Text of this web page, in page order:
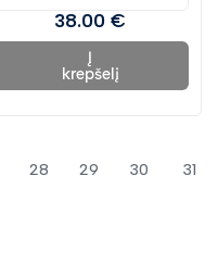
38.00 €
Į
krepšelį
28 29 30 31